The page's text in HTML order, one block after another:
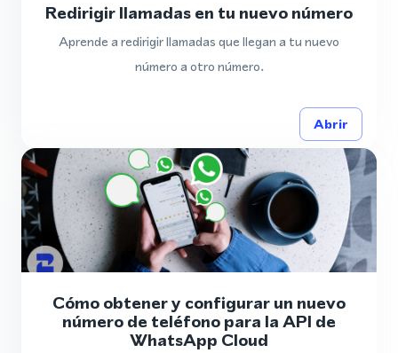
Redirigir llamadas en tu nuevo número
Aprende a redirigir llamadas que llegan a tu nuevo
número a otro número.
Abrir
Cómo obtener y configurar un nuevo
número de teléfono para la API de
WhatsApp Cloud